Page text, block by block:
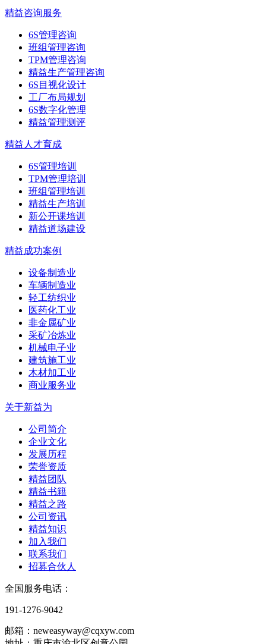
精益咨询服务
6S管理咨询
班组管理咨询
TPM管理咨询
精益生产管理咨询
6S目视化设计
工厂布局规划
6S数字化管理
精益管理测评
精益人才育成
6S管理培训
TPM管理培训
班组管理培训
精益生产培训
新公开课培训
精益道场建设
精益成功案例
设备制造业
车辆制造业
轻工纺织业
医药化工业
非金属矿业
采矿冶炼业
机械电子业
建筑施工业
木材加工业
商业服务业
关于新益为
公司简介
企业文化
发展历程
荣誉资质
精益团队
精益书籍
精益之路
公司资讯
精益知识
加入我们
联系我们
招募合伙人
全国服务电话：
191-1276-9042
邮箱：neweasyway@cqxyw.com